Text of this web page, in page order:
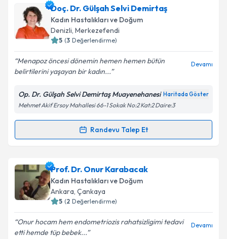
için bir takvim hazırlandığında e-posta ile
bilgilendireceğiz.
E-posta Adresiniz
Metni'ni okudum ve kişisel verilerimin belirtilen
kapsamda işlenmesini kabul ediyorum.
Takvim Talebini Gönder
Doç. Dr. Gülşah Selvi Demirtaş
Kadın Hastalıkları ve Doğum
Denizli, Merkezefendi
5 (3 Değerlendirme)
Menapoz öncesi dönemin hemen hemen bütün
belirtilerini yaşayan bir kadın...
Devamı
Op. Dr. Gülşah Selvi Demirtaş Muayenehanesi Haritada Göster
Mehmet Akif Ersoy Mahallesi 66-1 Sokak No:2 Kat:2 Daire:3
Randevu Talep Et
Randevu Takvimi Talebi
Doç. Dr. Gülşah Selvi Demirtaşiçin randevu takvimi
talebi oluşturun. Size bu uzmandan randevu almanız
için bir takvim hazırlandığında e-posta ile
bilgilendireceğiz.
E-posta Adresiniz
Prof. Dr. Onur Karabacak
Kadın Hastalıkları ve Doğum
Ankara, Çankaya
5 (2 Değerlendirme)
Onur hocam hem endometriozis rahatsizligimi tedavi
etti hemde tüp bebek...
Devamı